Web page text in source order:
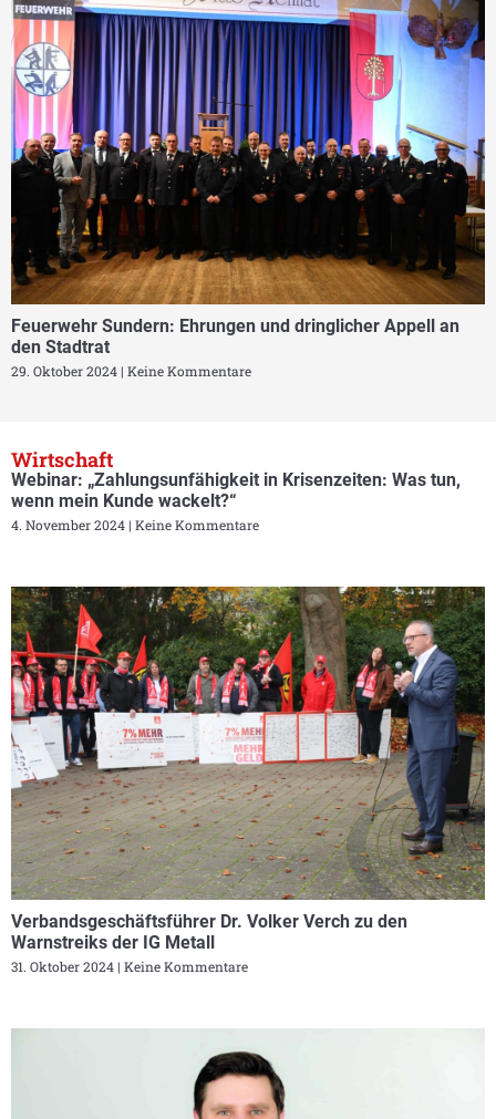
Feuerwehr Sundern: Ehrungen und dringlicher Appell an
den Stadtrat
29. Oktober 2024 Keine Kommentare
Wirtschaft
Webinar: „Zahlungsunfähigkeit in Krisenzeiten: Was tun,
wenn mein Kunde wackelt?“
4. November 2024 Keine Kommentare
Verbandsgeschäftsführer Dr. Volker Verch zu den
Warnstreiks der IG Metall
31. Oktober 2024 Keine Kommentare